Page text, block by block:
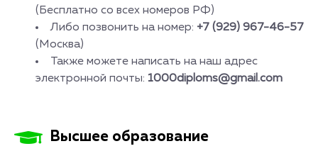
(Бесплатно со всех номеров РФ)
Либо позвонить на номер: +7 (929) 967-46-57
(Москва)
Также можете написать на наш адрес
электронной почты: 1000diploms@gmail.com
Высшее образование